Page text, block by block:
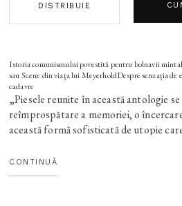
DISTRIBUIE
Istoria comunismului povestită pentru bolnavii mintal
sau Scene din viaţa lui MeyerholdDespre senzaţia de
cadavre
„Piesele reunite în această antologie
reîmprospătare a memoriei, o
această formă sofisticată de utopie
fac în aceste piese mai degrabă
că «bestia» nu a murit încă. Cred că
CONTINUĂ